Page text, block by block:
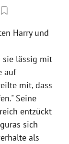
Harry und
sie lässig mit
auf
mit, dass
Seine
entzückt
sich
als